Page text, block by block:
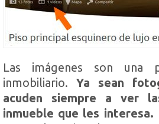
Las imágenes son una
inmobiliario. Ya sean
acuden siempre a ver
inmueble que les interesa.